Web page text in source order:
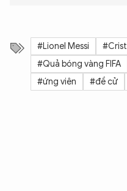
#Lionel Messi
#Quả bóng vàng FIFA
#ứng viên
#đề cử